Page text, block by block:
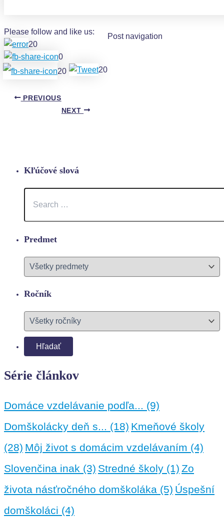
Please follow and like us:
20
0
20
20
Post navigation
PREVIOUS
NEXT
Kľúčové slová
Predmet
Ročník
Série článkov
Domáce vzdelávanie podľa... (9)
Domškolácky deň s... (18) Kmeňové školy
(28) Môj život s domácim vzdelávaním (4)
Slovenčina inak (3) Stredné školy (1) Zo
života násťročného domškoláka (5) Úspešní
domškoláci (4)